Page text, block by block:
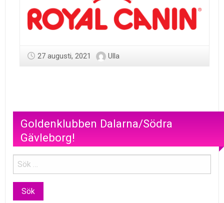
27 augusti, 2021 Ulla
Goldenklubben Dalarna/Södra
Gävleborg!